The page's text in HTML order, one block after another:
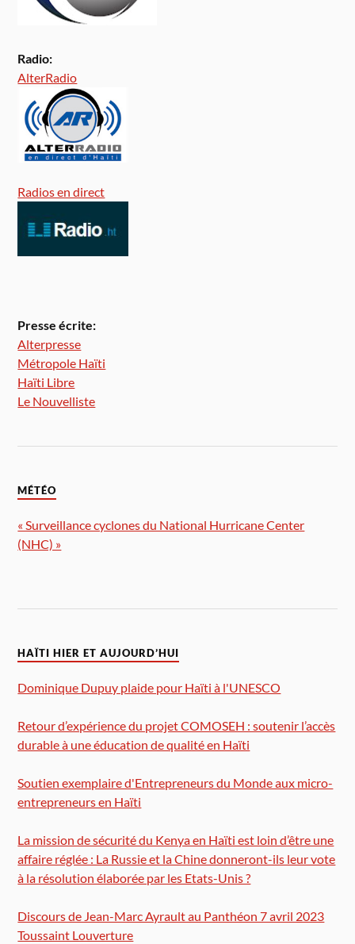
Radio:
AlterRadio
Radios en direct
Presse écrite:
Alterpresse
Métropole Haïti
Haïti Libre
Le Nouvelliste
MÉTÉO
« Surveillance cyclones du National Hurricane Center
(NHC) »
HAÏTI HIER ET AUJOURD’HUI
Dominique Dupuy plaide pour Haïti à l'UNESCO
Retour d’expérience du projet COMOSEH : soutenir l’accès
durable à une éducation de qualité en Haïti
Soutien exemplaire d'Entrepreneurs du Monde aux micro-
entrepreneurs en Haïti
La mission de sécurité du Kenya en Haïti est loin d’être une
affaire réglée : La Russie et la Chine donneront-ils leur vote
à la résolution élaborée par les Etats-Unis ?
Discours de Jean-Marc Ayrault au Panthéon 7 avril 2023
Toussaint Louverture